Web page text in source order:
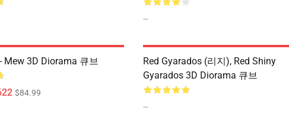
--
Mew 3D Diorama 큐브
$84.99
Red Gyarados (리지), Red Shiny
Gyarados 3D Diorama 큐브
--